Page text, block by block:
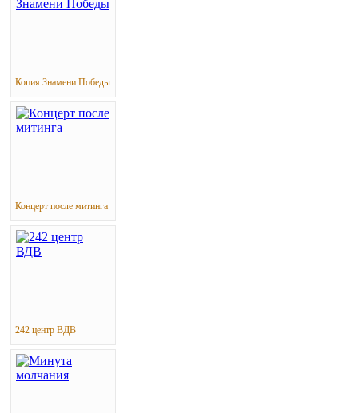
Копия Знамени Победы
Концерт после митинга
242 центр ВДВ